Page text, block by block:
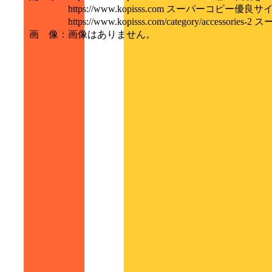
https://www.kopisss.com スーパーコピー優良サ
https://www.kopisss.com/category/accessories-2
画 像 ： 画像はありません。